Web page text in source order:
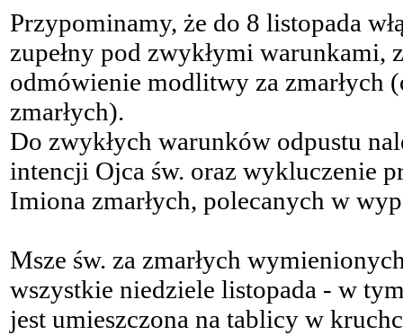
Przypominamy, że do 8 listopada
zupełny pod zwykłymi warunkami,
odmówienie modlitwy za zmarłych
zmarłych).
Do zwykłych warunków odpustu
intencji Ojca św. oraz wykluczenie
Imiona zmarłych, polecanych w
Msze św. za zmarłych
wszystkie niedziele listopada - w
jest umieszczona na tablicy w